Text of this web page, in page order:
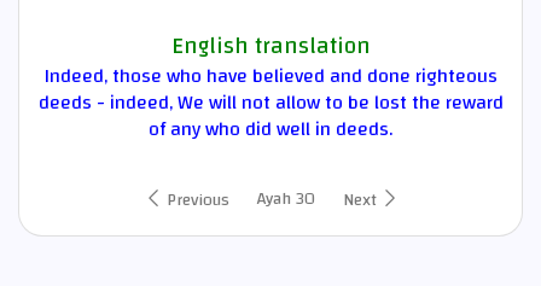
English translation
Indeed, those who have believed and done righteous
deeds - indeed, We will not allow to be lost the reward
of any who did well in deeds.
Previous Ayah 30 Next